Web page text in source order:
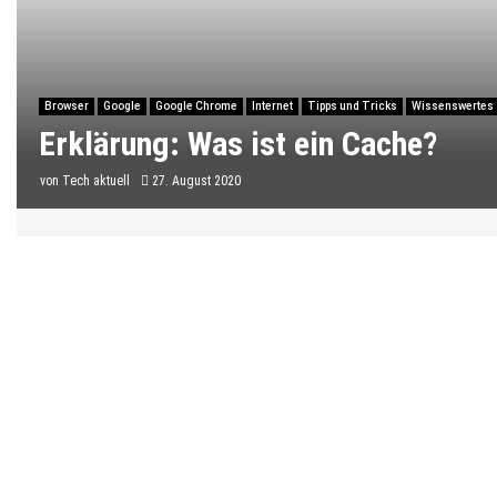
Browser Google Google Chrome Internet Tipps und Tricks Wissenswertes
Erklärung: Was ist ein Cache?
von Tech aktuell 27. August 2020